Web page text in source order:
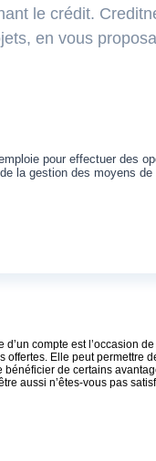
le crédit.
en vous
pour effectuer des
la gestion des moyens de
compte est l’occasion
offertes. Elle peut permettre
bénéficier de certains
aussi n’êtes-vous pas